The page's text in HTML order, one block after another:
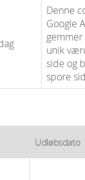
Denne
Google
unik
side og
spore
Udløbsdato